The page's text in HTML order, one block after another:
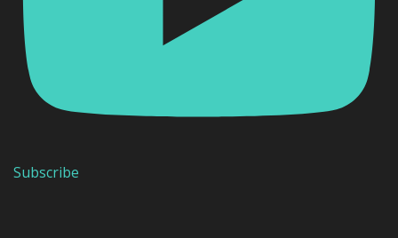
Subscribe